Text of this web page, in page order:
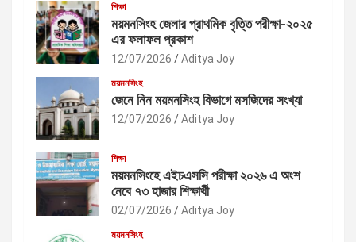
শিক্ষা
ময়মনসিংহ জেলার প্রাথমিক বৃত্তি পরীক্ষা-২০২৫
এর ফলাফল প্রকাশ
12/07/2026 Aditya Joy
ময়মনসিংহ
জেনে নিন ময়মনসিংহ বিভাগে মসজিদের সংখ্যা
12/07/2026 Aditya Joy
শিক্ষা
ময়মনসিংহে এইচএসসি পরীক্ষা ২০২৬ এ অংশ
নেবে ৭৩ হাজার শিক্ষার্থী
02/07/2026 Aditya Joy
ময়মনসিংহ